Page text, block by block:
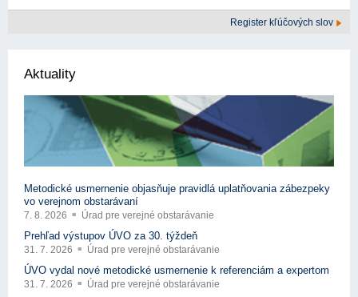
Register kľúčových slov
Aktuality
Metodické usmernenie objasňuje pravidlá uplatňovania zábezpeky
vo verejnom obstarávaní
7. 8. 2026 Úrad pre verejné obstarávanie
Prehľad výstupov ÚVO za 30. týždeň
31. 7. 2026 Úrad pre verejné obstarávanie
ÚVO vydal nové metodické usmernenie k referenciám a expertom
31. 7. 2026 Úrad pre verejné obstarávanie